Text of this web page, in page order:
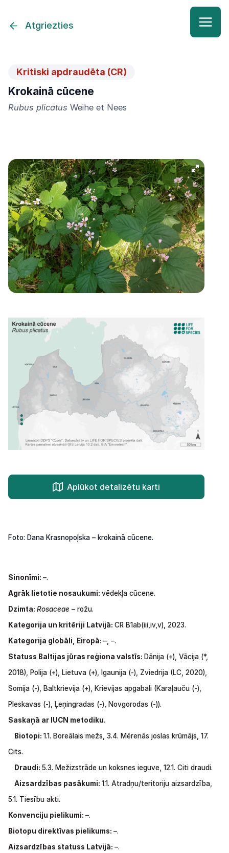
Atgriezties
Kritiski apdraudēta (CR)
Krokainā cūcene
Rubus plicatus Weihe et Nees
Aplūkot detalizētu karti
Foto: Dana Krasnopoļska – krokainā cūcene.
Sinonīmi: –.
Agrāk lietotie nosaukumi: vēdekļa cūcene.
Dzimta: Rosaceae – rožu.
Kategorija un kritēriji Latvijā: CR B1ab(iii,iv,v), 2023.
Kategorija globāli, Eiropā: –, –.
Statuss Baltijas jūras reģiona valstīs: Dānija (+), Vācija (*,
2018), Polija (+), Lietuva (+), Igaunija (-), Zviedrija (LC, 2020),
Somija (-), Baltkrievija (+), Krievijas apgabali (Karaļauču (-),
Pleskavas (-), Ļeņingradas (-), Novgorodas (-)).
Saskaņā ar IUCN metodiku.
Biotopi: 1.1. Boreālais mežs, 3.4. Mērenās joslas krūmājs, 17.
Cits.
Draudi: 5.3. Mežizstrāde un koksnes ieguve, 12.1. Citi draudi.
Aizsardzības pasākumi: 1.1. Atradņu/teritoriju aizsardzība,
5.1. Tiesību akti.
Konvenciju pielikumi: –.
Biotopu direktīvas pielikums: –.
Aizsardzības statuss Latvijā: –.